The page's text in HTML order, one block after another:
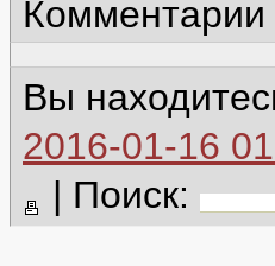
Комментарии
Вы
2016-01-16
| Поиск: